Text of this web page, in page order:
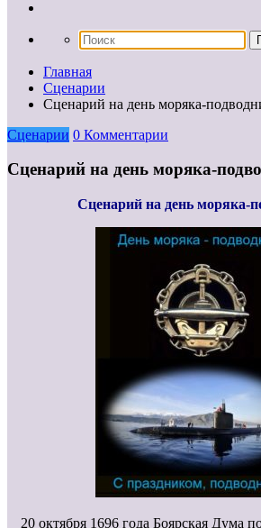
Главная
Сценарии
Сценарий на день моряка-
Сценарии 0 Комментарии
Сценарий на день моряка-
Сценарий на день моряка-
20 октября 1696 года Боярская Дума